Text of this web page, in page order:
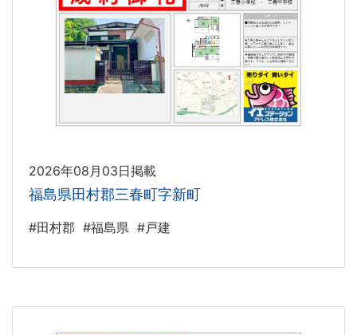
2026年08月03日掲載
福島県田村郡三春町字新町
#田村郡 #福島県 #戸建